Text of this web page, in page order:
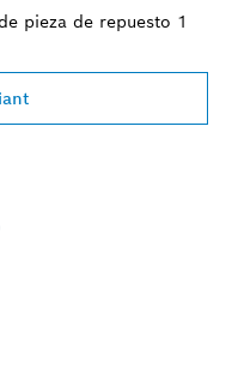
pieza de repuesto 1